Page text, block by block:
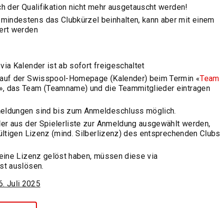
der Qualifikation nicht mehr ausgetauscht werden!
das Clubkürzel beinhalten, kann aber mit einem
werden
Kalender ist ab sofort freigeschaltet
der Swisspool-Homepage (Kalender) beim Termin «Team
», das Team (Teamname) und die Teammitglieder eintragen
sind bis zum Anmeldeschluss möglich.
aus der Spielerliste zur Anmeldung ausgewählt werden,
Lizenz (mind. Silberlizenz) des entsprechenden Clubs
Lizenz gelöst haben, müssen diese via
auslösen.
Juli 2025